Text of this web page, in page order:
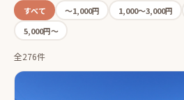
すべて
〜1,000円 1,000〜3,000円
5,000円〜
全276件